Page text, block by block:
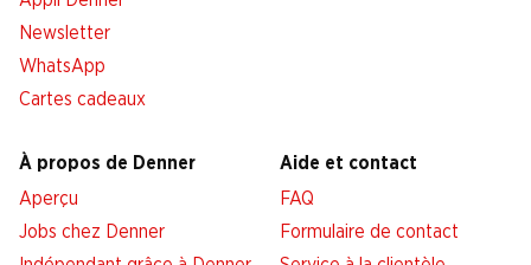
Newsletter
WhatsApp
Cartes cadeaux
À propos de Denner
Aperçu
Jobs chez Denner
Aide et contact
FAQ
Formulaire de contact